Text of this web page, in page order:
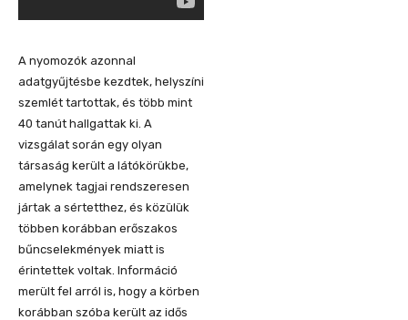
A nyomozók azonnal
adatgyűjtésbe kezdtek, helyszíni
szemlét tartottak, és több mint
40 tanút hallgattak ki. A
vizsgálat során egy olyan
társaság került a látókörükbe,
amelynek tagjai rendszeresen
jártak a sértetthez, és közülük
többen korábban erőszakos
bűncselekmények miatt is
érintettek voltak. Információ
merült fel arról is, hogy a körben
korábban szóba került az idős